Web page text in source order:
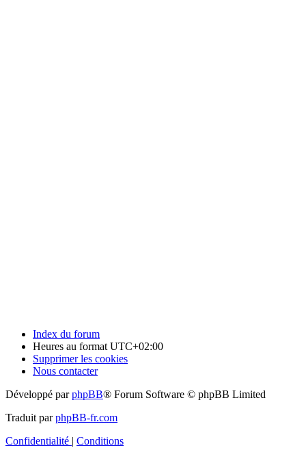
Index du forum
Heures au format UTC+02:00
Supprimer les cookies
Nous contacter
Développé parphpBB® Forum Software © phpBB Limited
Traduit parphpBB-fr.com
Confidentialité | Conditions